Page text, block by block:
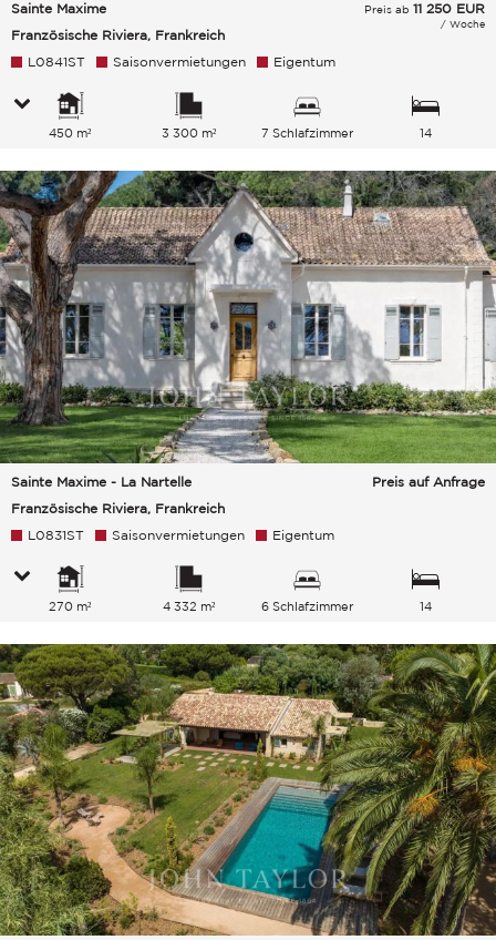
Sainte Maxime
Französische Riviera, Frankreich
Preis ab 11 250 EUR
/ Woche
L0841ST Saisonvermietungen Eigentum
450 m² 3 300 m² 7 Schlafzimmer
14
Sainte Maxime - La Nartelle
Französische Riviera, Frankreich
Preis auf Anfrage
L0831ST Saisonvermietungen Eigentum
270 m² 4 332 m² 6 Schlafzimmer
14